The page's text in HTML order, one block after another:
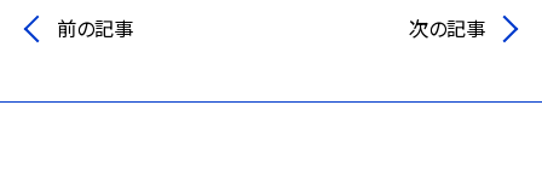
前の記事 次の記事